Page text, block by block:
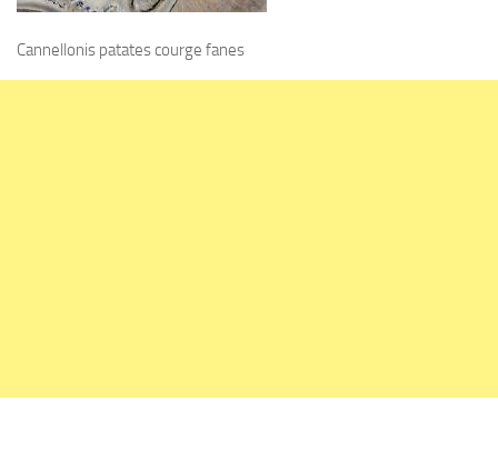
Cannellonis patates courge fanes